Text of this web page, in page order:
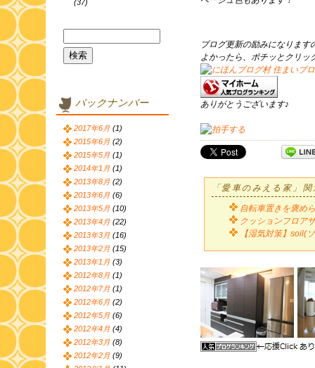
ブログ更新の励みになります
よかったら、ポチッとクリッ
ありがとうございます♪
「愛車のみえる家」
自転車置きを褒め
クッションフロア
【湿気対策】soil(
(37)
バックナンバー
2017年6月 (1)
2015年6月 (2)
2015年5月 (1)
2014年1月 (1)
2013年8月 (2)
2013年6月 (6)
2013年5月 (10)
2013年4月 (22)
2013年3月 (16)
2013年2月 (15)
2013年1月 (3)
2012年8月 (1)
2012年7月 (1)
2012年6月 (2)
2012年5月 (6)
2012年4月 (4)
2012年3月 (8)
2012年2月 (9)